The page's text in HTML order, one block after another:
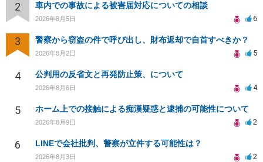
2 車内での事故による被害届対応についての相談
2026年8月5日 6
3 警察から窃盗の件で呼び出し、財布返却で自首すべきか？
2026年8月2日 5
4 公判用の反省文と再発防止策、について
2026年8月6日 4
5 ホーム上での接触による痴漢疑惑と逮捕の可能性について
2026年8月9日 2
6 LINEで会社批判、警察が立件する可能性は？
2026年8月3日 2